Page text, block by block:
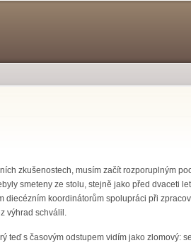
zkušenostech, musím začít rozporuplným
smeteny ze stolu, stejně jako před dvaceti
diecézním koordinátorům spolupráci při
výhrad schválil.
teď s časovým odstupem vidím jako